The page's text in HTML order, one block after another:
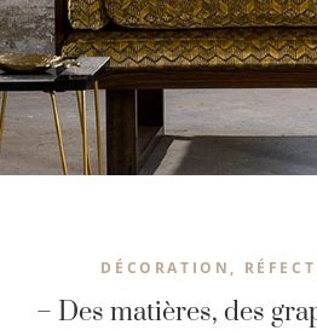
DÉCORATION,
– Des matières, des